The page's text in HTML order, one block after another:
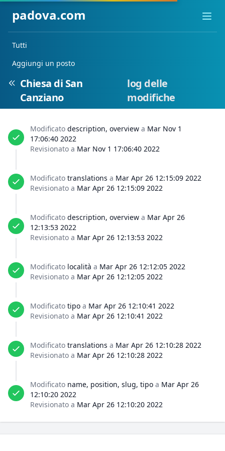
padova.com
Tutti
Aggiungi un posto
Chiesa di San
Canziano
log delle
modifiche
Modificato description, overview a Mar Nov 1
17:06:40 2022
Revisionato a Mar Nov 1 17:06:40 2022
Modificato translations a Mar Apr 26 12:15:09 2022
Revisionato a Mar Apr 26 12:15:09 2022
Modificato description, overview a Mar Apr 26
12:13:53 2022
Revisionato a Mar Apr 26 12:13:53 2022
Modificato località a Mar Apr 26 12:12:05 2022
Revisionato a Mar Apr 26 12:12:05 2022
Modificato tipo a Mar Apr 26 12:10:41 2022
Revisionato a Mar Apr 26 12:10:41 2022
Modificato translations a Mar Apr 26 12:10:28 2022
Revisionato a Mar Apr 26 12:10:28 2022
Modificato name, position, slug, tipo a Mar Apr 26
12:10:20 2022
Revisionato a Mar Apr 26 12:10:20 2022